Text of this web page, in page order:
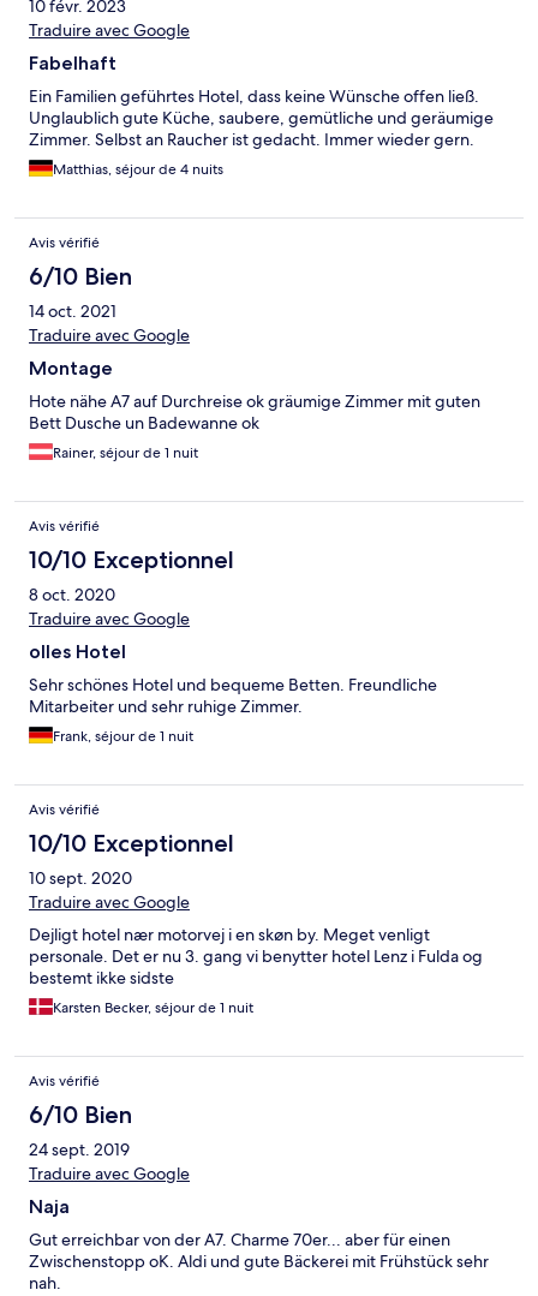
10 févr. 2023
Traduire avec Google
Fabelhaft
Ein Familien geführtes Hotel, dass keine Wünsche offen ließ.
Unglaublich gute Küche, saubere, gemütliche und geräumige
Zimmer. Selbst an Raucher ist gedacht. Immer wieder gern.
Matthias, séjour de 4 nuits
Avis vérifié
6/10 Bien
14 oct. 2021
Traduire avec Google
Montage
Hote nähe A7 auf Durchreise ok gräumige Zimmer mit guten
Bett Dusche un Badewanne ok
Rainer, séjour de 1 nuit
Avis vérifié
10/10 Exceptionnel
8 oct. 2020
Traduire avec Google
olles Hotel
Sehr schönes Hotel und bequeme Betten. Freundliche
Mitarbeiter und sehr ruhige Zimmer.
Frank, séjour de 1 nuit
Avis vérifié
10/10 Exceptionnel
10 sept. 2020
Traduire avec Google
Dejligt hotel nær motorvej i en skøn by. Meget venligt
personale. Det er nu 3. gang vi benytter hotel Lenz i Fulda og
bestemt ikke sidste
Karsten Becker, séjour de 1 nuit
Avis vérifié
6/10 Bien
24 sept. 2019
Traduire avec Google
Naja
Gut erreichbar von der A7. Charme 70er... aber für einen
Zwischenstopp oK. Aldi und gute Bäckerei mit Frühstück sehr
nah.